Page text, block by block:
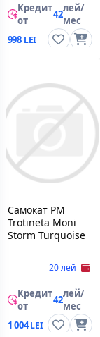
Кредит
от
42лей/
мес
998
Самокат PM
Trotineta Moni
Storm Turquoise
20 лей
Кредит
от
42лей/
мес
1 004